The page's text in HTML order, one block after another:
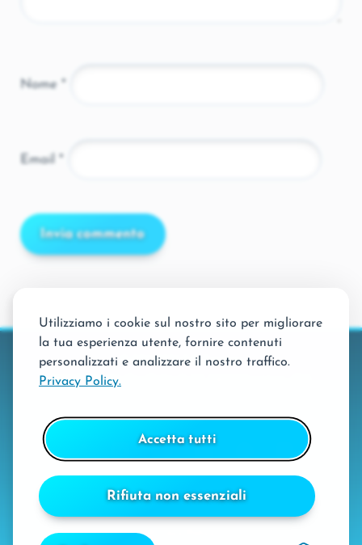
Utilizziamo i cookie sul nostro sito per migliorare
la tua esperienza utente, fornire contenuti
personalizzati e analizzare il nostro traffico.
Privacy Policy.
Accetta tutti
Rifiuta non essenziali
Nome*
Email*
© 2016-2026 fabulinis.com
79H Sagl ● Via San Gottardo 56, 6900 Massagno - CH